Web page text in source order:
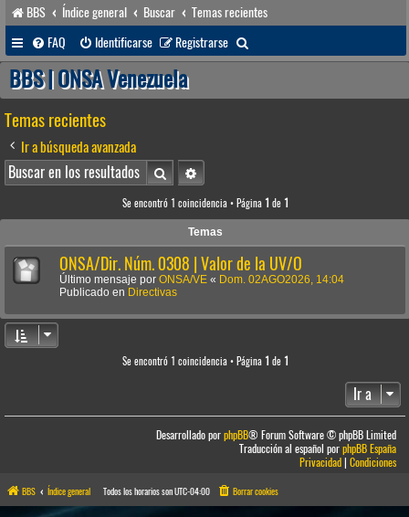
BBS Índice general Buscar
Temas recientes
FAQ
Identificarse Registrarse
u
BBS | ONSA Venezuela
Temas recientes
Ir a búsqueda avanzada
BuscarBúsqueda avanzada
Se encontró 1 coincidencia • Página 1 de 1
Temas
ONSA/Dir. Núm. 0308 | Valor de la UV/O
Último mensaje por ONSA/VE « Dom. 02AGO2026, 14:04
Publicado en Directivas
Se encontró 1 coincidencia • Página 1 de 1
Ir a
Desarrollado porphpBB® Forum Software © phpBB Limited
Traducción al español porphpBB España
Privacidad|Condiciones
BBS Índice general Todos los horarios sonUTC-04:00 Borrar cookies